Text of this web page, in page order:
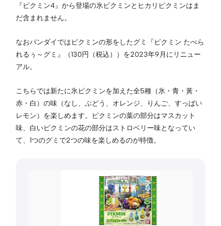
『ピクミン4』から登場の氷ピクミンとヒカリピクミンはま
だ含まれません。
なおバンダイではピクミンの形をしたグミ『ピクミン たべら
れるぅ～グミ』（130円（税込））を2023年9月にリニュー
アル。
こちらでは新たに氷ピクミンを加えた全5種（氷・青・黃・
赤・白）の味（なし、ぶどう、オレンジ、りんご、すっぱい
レモン）を楽しめます。ピクミンの葉の部分はマスカット
味、白いピクミンの花の部分はストロベリー味となってい
て、1つのグミで2つの味を楽しめるのが特徴。